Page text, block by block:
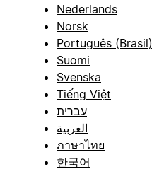
Nederlands
Norsk
Português (Brasil)
Suomi
Svenska
Tiếng Việt
עברית
العربية
ภาษาไทย
한국어